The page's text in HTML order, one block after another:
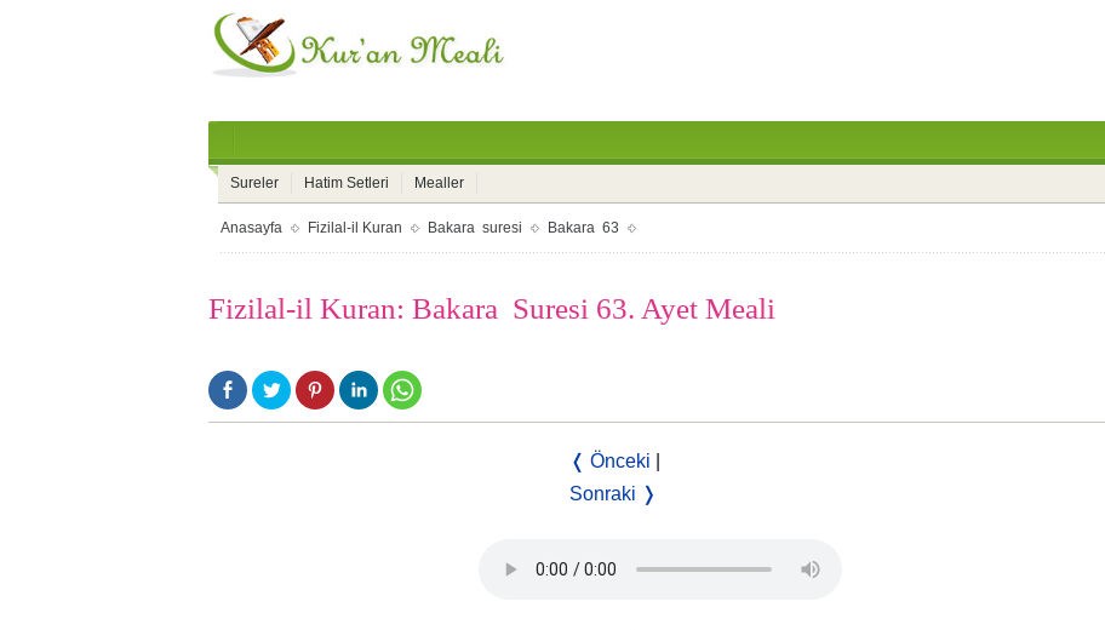
Sureler Hatim Setleri Mealler
Anasayfa Fizilal-il Kuran Bakara suresi Bakara 63
Fizilal-il Kuran: Bakara Suresi 63. Ayet Meali
❬ Önceki
Sonraki ❭